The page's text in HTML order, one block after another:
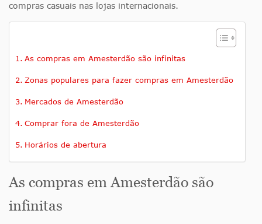
compras casuais nas lojas internacionais.
As compras em Amesterdão são infinitas
Zonas populares para fazer compras em Amesterdão
Mercados de Amesterdão
Comprar fora de Amesterdão
Horários de abertura
As compras em Amesterdão são
infinitas